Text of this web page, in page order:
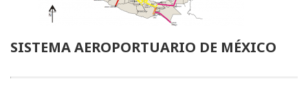
SISTEMA AEROPORTUARIO DE MÉXICO